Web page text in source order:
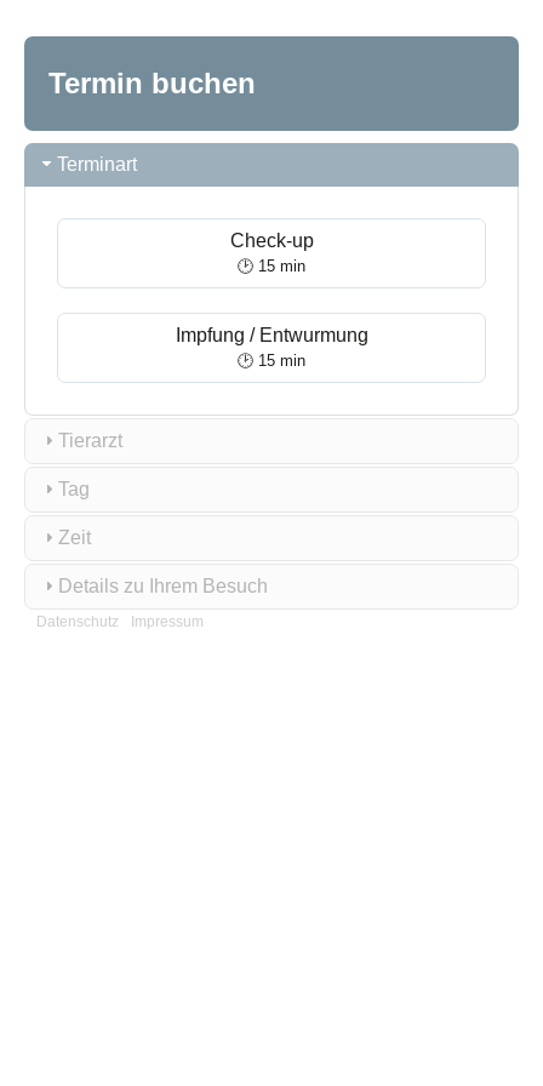
Termin buchen
Terminart
Check-up
🕑 15 min
Impfung / Entwurmung
🕑 15 min
Tierarzt
Tag
Zeit
Details zu Ihrem Besuch
Datenschutz Impressum